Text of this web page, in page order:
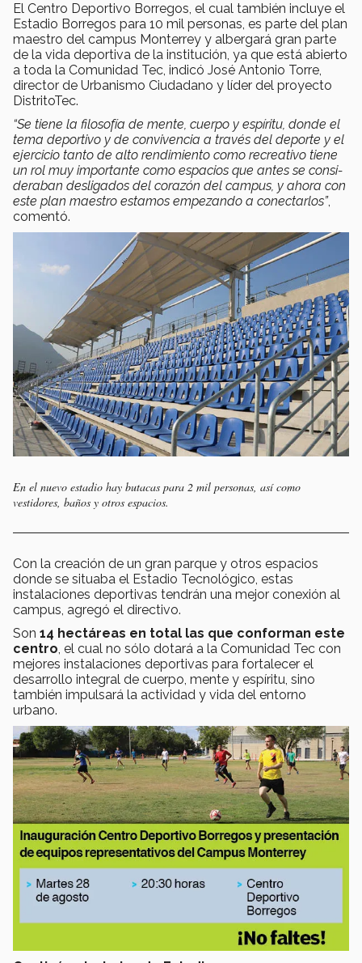
El Centro Deportivo Borregos, el cual tam­bién incluye el
Estadio Borregos para 10 mil personas, es parte del plan
maestro del campus Monterrey y albergará gran parte
de la vida deportiva de la institución, ya que está abierto
a toda la Comunidad Tec, indicó José Antonio Torre,
director de Urbanismo Ciudadano y líder del proyecto
DistritoTec.
“Se tiene la filosofía de mente, cuerpo y espí­ritu, donde el
tema deportivo y de convivencia a través del deporte y el
ejercicio tanto de alto rendimiento como recreativo tiene
un rol muy importante como espacios que antes se consi­
deraban desligados del corazón del campus, y ahora con
este plan maestro estamos empezan­do a conectarlos”,
comentó.
En el nuevo estadio hay butacas para 2 mil personas, así como
vestidores, baños y otros espacios.
Con la creación de un gran parque y otros espacios
donde se situaba el Estadio Tecnológico, estas
instalaciones deportivas tendrán una mejor conexión al
campus, agregó el directivo.
Son 14 hectáreas en total las que confor­man este
centro, el cual no sólo dotará a la Comunidad Tec con
mejores instalaciones deportivas para fortalecer el
desarrollo integral de cuerpo, mente y espíritu, sino
también impul­sará la actividad y vida del entorno
urbano.